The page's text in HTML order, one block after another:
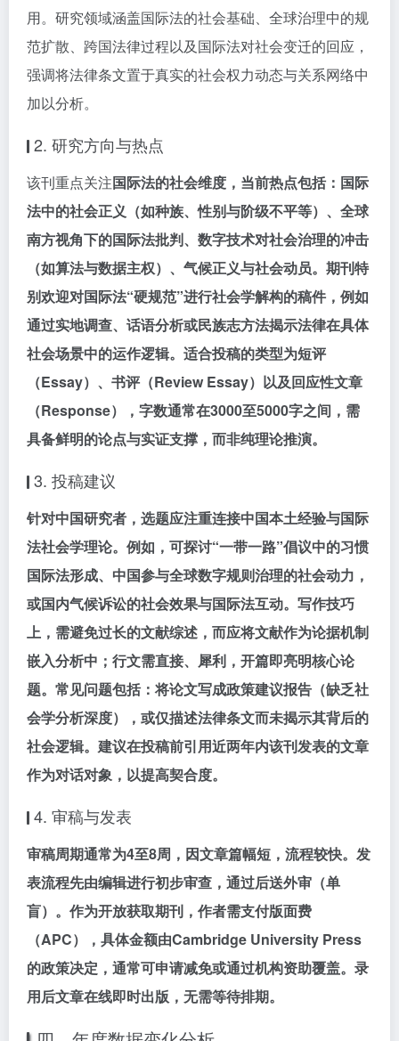
用。研究领域涵盖国际法的社会基础、全球治理中的规
范扩散、跨国法律过程以及国际法对社会变迁的回应，
强调将法律条文置于真实的社会权力动态与关系网络中
加以分析。
2. 研究方向与热点
该刊重点关注国际法的社会维度，当前热点包括： 国际
法中的社会正义 （如种族、性别与阶级不平等）、 全球
南方视角下的国际法批判、 数字技术对社会治理的冲击
（如算法与数据主权）、 气候正义与社会动员。期刊特
别欢迎对国际法“硬规范”进行社会学解构的稿件，例如
通过实地调查、话语分析或民族志方法揭示法律在具体
社会场景中的运作逻辑。适合投稿的类型为短评
（Essay） 、 书评（Review Essay） 以及回应性文章
（Response）
，字数通常在3000至5000字之间，需
具备鲜明的论点与实证支撑，而非纯理论推演。
3. 投稿建议
针对中国研究者，选题应注重连接中国本土经验与国际
法社会学理论。例如，可探讨“一带一路”倡议中的习惯
国际法形成、 中国参与全球数字规则治理的社会动力 ，
或国内气候诉讼的社会效果与国际法互动。写作技巧
上，需避免过长的文献综述 ，而应将文献作为论据机制
嵌入分析中；行文需直接、犀利 ，开篇即亮明核心论
题。常见问题包括：将论文写成政策建议报告（缺乏社
会学分析深度），或仅描述法律条文而未揭示其背后的
社会逻辑。建议在投稿前引用近两年内该刊发表的文章
作为对话对象，以提高契合度。
4. 审稿与发表
审稿周期通常为4至8周 ，因文章篇幅短，流程较快。发
表流程先由编辑进行初步审查 ，通过后送外审（单
盲）。作为开放获取期刊，作者需支付版面费
（APC）
，具体金额由Cambridge University Press
的政策决定，通常可申请减免或通过机构资助覆盖。录
用后文章在线即时出版 ，无需等待排期。